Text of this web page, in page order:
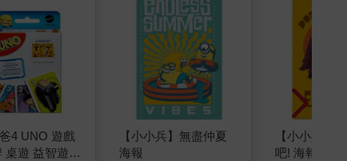
4 UNO 遊戲
桌遊 益智遊戲
【小小兵】無盡仲夏
海報
【小小兵】
吧! 海報